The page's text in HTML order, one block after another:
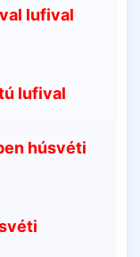
lufival
lufival
húsvéti